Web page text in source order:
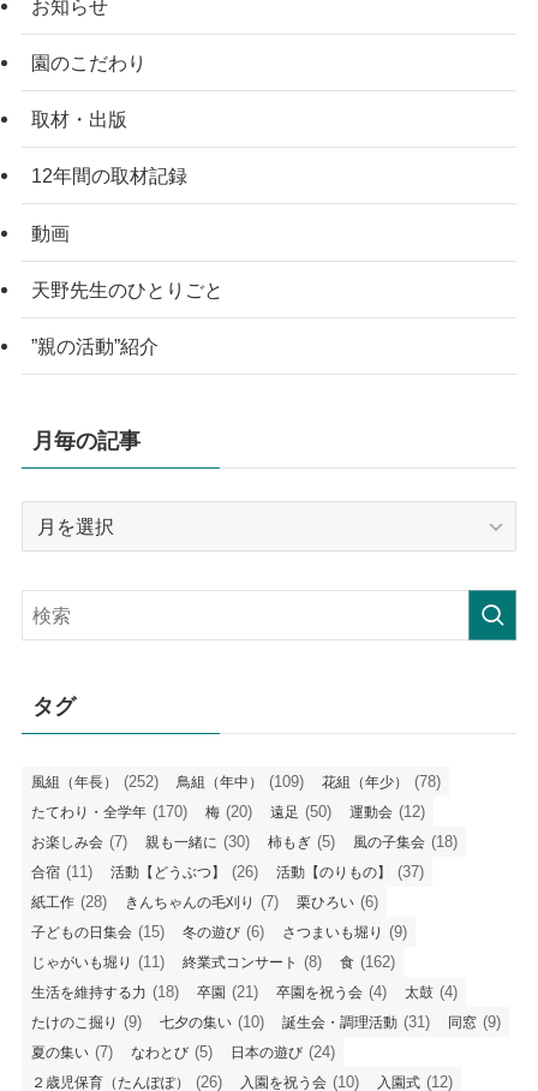
お知らせ
園のこだわり
取材・出版
12年間の取材記録
動画
天野先生のひとりごと
”親の活動”紹介
月毎の記事
記
事
タグ
風組（年長） (252) 鳥組（年中） (109) 花組（年少） (78)
たてわり・全学年 (170) 梅 (20) 遠足 (50) 運動会 (12)
お楽しみ会 (7) 親も一緒に (30) 柿もぎ (5) 風の子集会 (18)
合宿 (11) 活動【どうぶつ】 (26) 活動【のりもの】 (37)
紙工作 (28) きんちゃんの毛刈り (7) 栗ひろい (6)
子どもの日集会 (15) 冬の遊び (6) さつまいも堀り (9)
じゃがいも堀り (11) 終業式コンサート (8) 食 (162)
生活を維持する力 (18) 卒園 (21) 卒園を祝う会 (4) 太鼓 (4)
たけのこ掘り (9) 七夕の集い (10) 誕生会・調理活動 (31) 同窓 (9)
夏の集い (7) なわとび (5) 日本の遊び (24)
２歳児保育（たんぽぽ） (26) 入園を祝う会 (10) 入園式 (12)